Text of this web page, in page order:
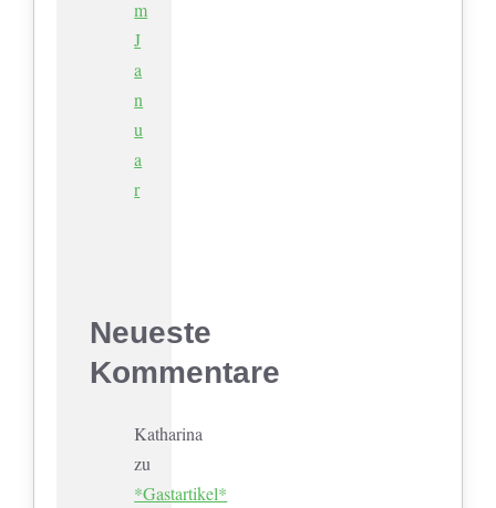
m
J
a
n
u
a
r
Neueste
Kommentare
Katharina
zu
*Gastartikel*